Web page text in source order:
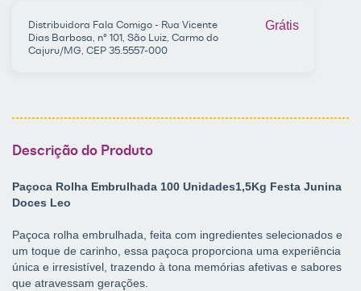
Distribuidora Fala Comigo - Rua Vicente
Dias Barbosa, nº 101, São Luiz, Carmo do
Cajuru/MG, CEP 35.5557-000
Grátis
Descrição do Produto
Paçoca Rolha Embrulhada 100 Unidades1,5Kg Festa Junina
Doces Leo
Paçoca rolha embrulhada, feita com ingredientes selecionados e
um toque de carinho, essa paçoca proporciona uma experiência
única e irresistível, trazendo à tona memórias afetivas e sabores
que atravessam gerações.